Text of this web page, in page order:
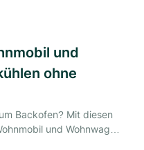
und
ohne
Backofen? Mit diesen
und Wohnwagen